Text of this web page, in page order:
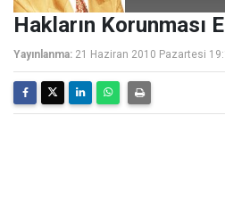
Hakların Korunması
Yayınlanma: 21 Haziran 2010 Pazartesi